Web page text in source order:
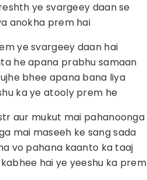
ye svargeey daan se
anokha prem hai
ye svargeey daan hai
he apana prabhu samaan
bhee apana bana liya
ka ye atooly prem he
aur mukut mai pahanoonga
mai maseeh ke sang sada
vo pahana kaanto ka taaj
hai ye yeeshu ka prem